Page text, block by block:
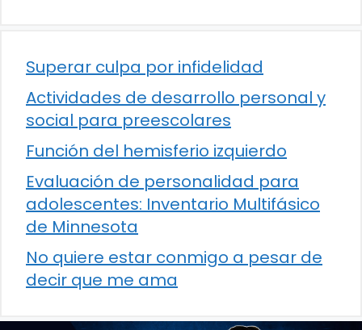
Superar culpa por infidelidad
Actividades de desarrollo personal y
social para preescolares
Función del hemisferio izquierdo
Evaluación de personalidad para
adolescentes: Inventario Multifásico
de Minnesota
No quiere estar conmigo a pesar de
decir que me ama